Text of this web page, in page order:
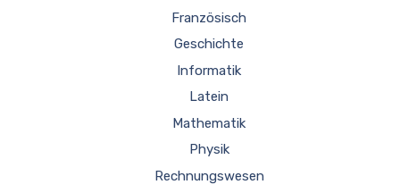
Französisch
Geschichte
Informatik
Latein
Mathematik
Physik
Rechnungswesen